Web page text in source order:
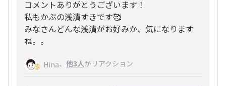
コメントありがとうございます！
私もかぶの浅漬すきです🥰
みなさんどんな浅漬がお好みか、気になります
ね。。
Hina、 他3人がリアクション